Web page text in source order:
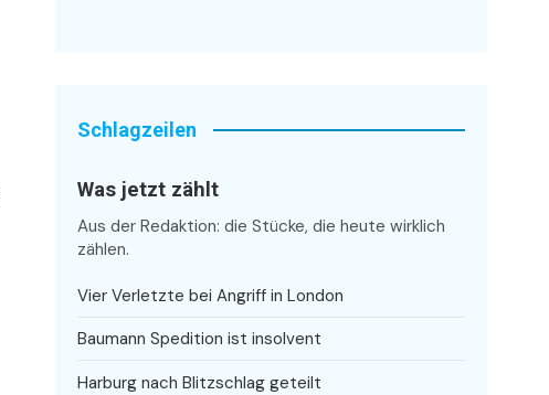
Schlagzeilen
Was jetzt zählt
Aus der Redaktion: die Stücke, die heute wirklich
zählen.
Vier Verletzte bei Angriff in London
Baumann Spedition ist insolvent
Harburg nach Blitzschlag geteilt